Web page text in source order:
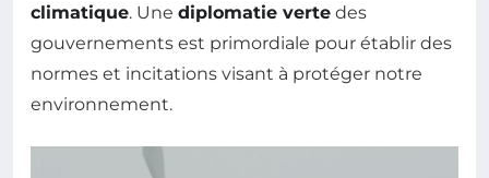
climatique. Une diplomatie verte des
gouvernements est primordiale pour établir des
normes et incitations visant à protéger notre
environnement.